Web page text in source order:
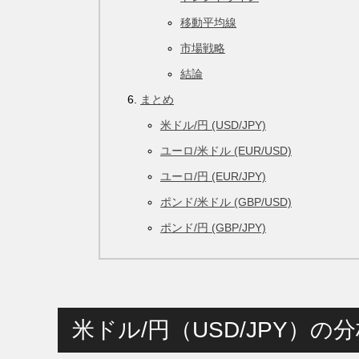
移動平均線
市場戦略
結論
まとめ
米ドル/円 (USD/JPY)
ユーロ/米ドル (EUR/USD)
ユーロ/円 (EUR/JPY)
ポンド/米ドル (GBP/USD)
ポンド/円 (GBP/JPY)
米ドル/円（USD/JPY）の